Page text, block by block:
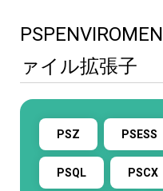
ァイル拡張子
PSZ PSESS
PSQL PSCX